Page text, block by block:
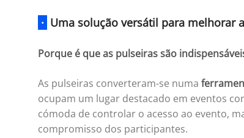
· Uma solução versátil para melhorar
Porque é que as pulseiras são
As pulseiras converteram-se numa
ocupam um lugar destacado em eventos
cómoda de controlar o acesso ao evento,
compromisso dos participantes.